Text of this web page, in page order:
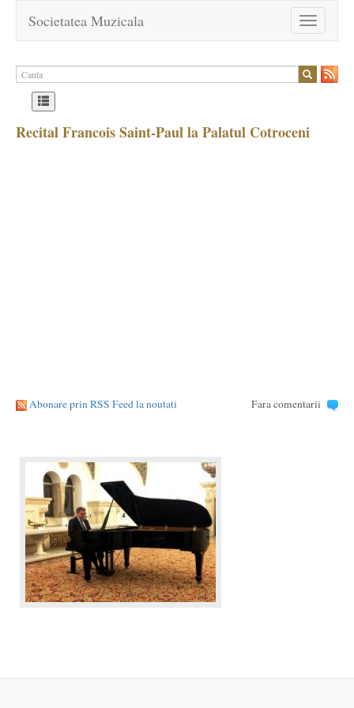
Toggle
navigation
Societatea Muzicala
Recital Francois Saint-Paul la Palatul Cotroceni
Abonare prin RSS Feed la noutati Fara comentarii